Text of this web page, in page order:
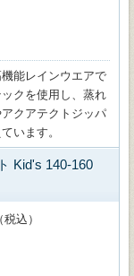
能レインウエアで
クを使用し、蒸れ
クアテクトジッパ
います。
Kid's 140-160
込）